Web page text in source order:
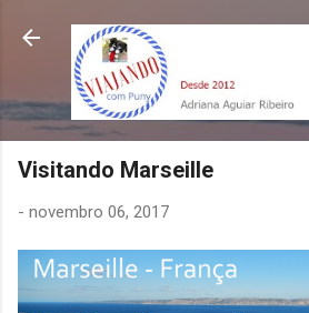
Pular para o conteúdo
Visitando Marseille
- novembro 06, 2017